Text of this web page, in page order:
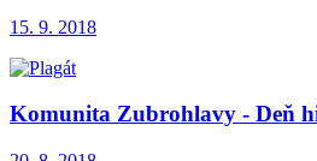
15. 9. 2018
Komunita Zubrohlavy - Deň